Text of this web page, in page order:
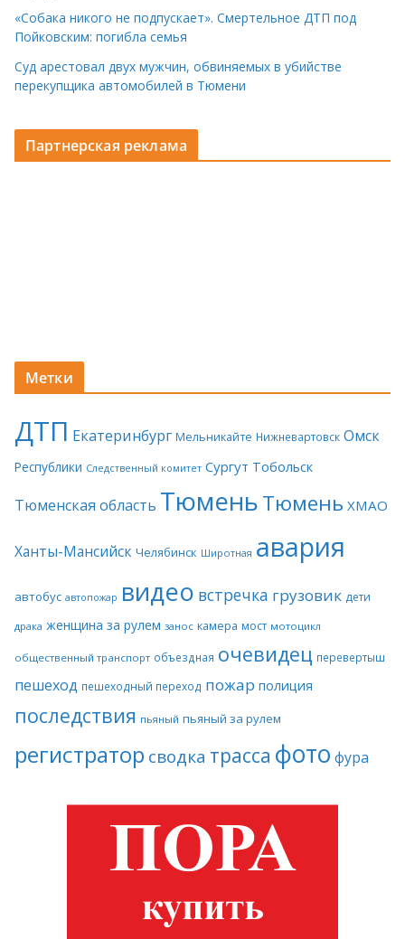
«Собака никого не подпускает». Смертельное ДТП под
Пойковским: погибла семья
Суд арестовал двух мужчин, обвиняемых в убийстве
перекупщика автомобилей в Тюмени
Партнерская реклама
Метки
ДТП Екатеринбург Мельникайте Нижневартовск Омск
Республики Следственный комитет Сургут Тобольск
Тюменская область ТюменьТюмень ХМАО
Ханты-Мансийск Челябинск Широтная авария
автобус автопожар видео встречка грузовик дети
драка женщина за рулем занос камера мост мотоцикл
общественный транспорт объездная очевидец перевертыш
пешеход пешеходный переход пожар полиция
последствия пьяный пьяный за рулем
регистратор сводка трасса фото фура